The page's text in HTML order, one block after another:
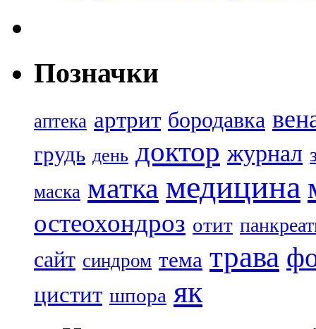
Позначки
аптека артрит бородавка
грудь день доктор журнал
маска матка медицина
остеохондроз отит
сайт синдром тема трава
цистит шпора як